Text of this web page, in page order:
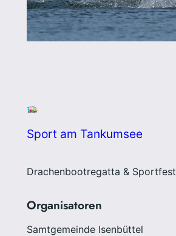
Sport am Tankumsee
Drachenbootregatta & Sportfest
Organisatoren
Samtgemeinde Isenbüttel